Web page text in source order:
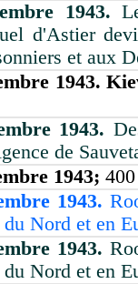
1943.
d'Astier
et aux
1943.
1943.
de
1943;
1943.
Nord et en
1943.
Nord et en